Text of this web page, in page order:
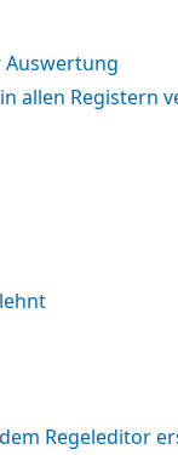
Auswertung
allen Registern
Regeleditor